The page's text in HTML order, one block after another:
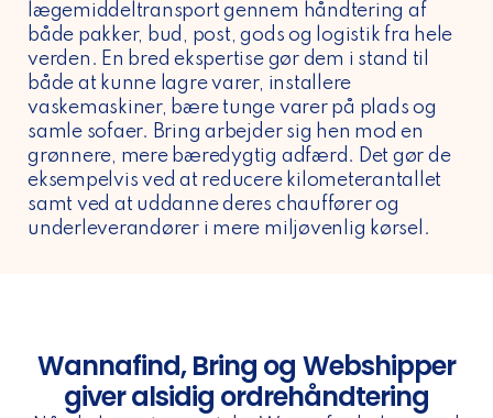
lægemiddeltransport gennem håndtering af
både pakker, bud, post, gods og logistik fra hele
verden. En bred ekspertise gør dem i stand til
både at kunne lagre varer, installere
vaskemaskiner, bære tunge varer på plads og
samle sofaer. Bring arbejder sig hen mod en
grønnere, mere bæredygtig adfærd. Det gør de
eksempelvis ved at reducere kilometerantallet
samt ved at uddanne deres chauffører og
underleverandører i mere miljøvenlig kørsel.
Wannafind, Bring og Webshipper
giver alsidig ordrehåndtering